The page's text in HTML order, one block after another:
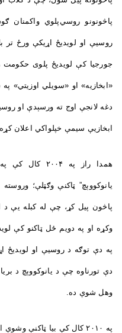
پاڅونونو روسي‌پلوي واکمنان
جورجیا کې لویدیځ پلوی
دغه لانجې اوج ته ورسېدې او
ابخازیې سیمې خپلواکي اعلان
همدا راز په
یانوکووېچ” ټاکنې وګټلې؛
پاڅون پيل کړ، چې له کبله یې د
وکړه او په دویم ځل ټاکنو کې
په دې توګه د روسيې او لویدیځ
دې تورناوه چې د يانوکووېچ د
وهل شوې ده.
په ۲۰۱۰ کال کې بیا ټاکنې